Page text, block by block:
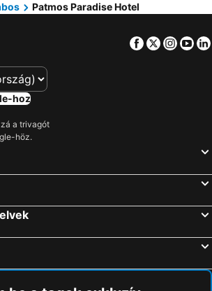
Patmos Paradise Hotel
Facebook
Twitter
hoz
a trivagót
höz.